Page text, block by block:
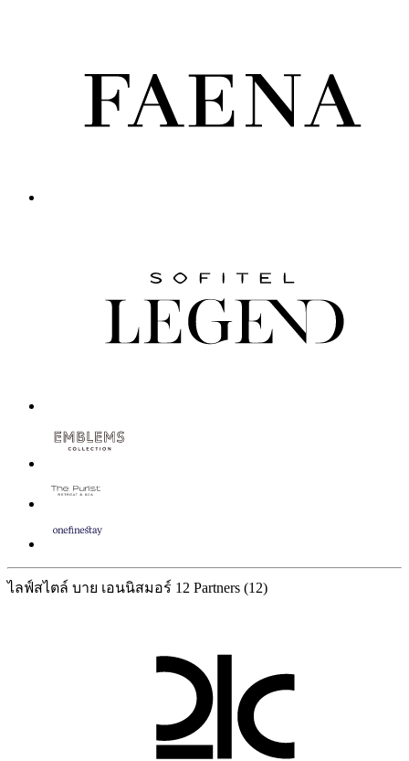
ไลฟ์สไตล์ บาย เอนนิสมอร์ 12 Partners (12)